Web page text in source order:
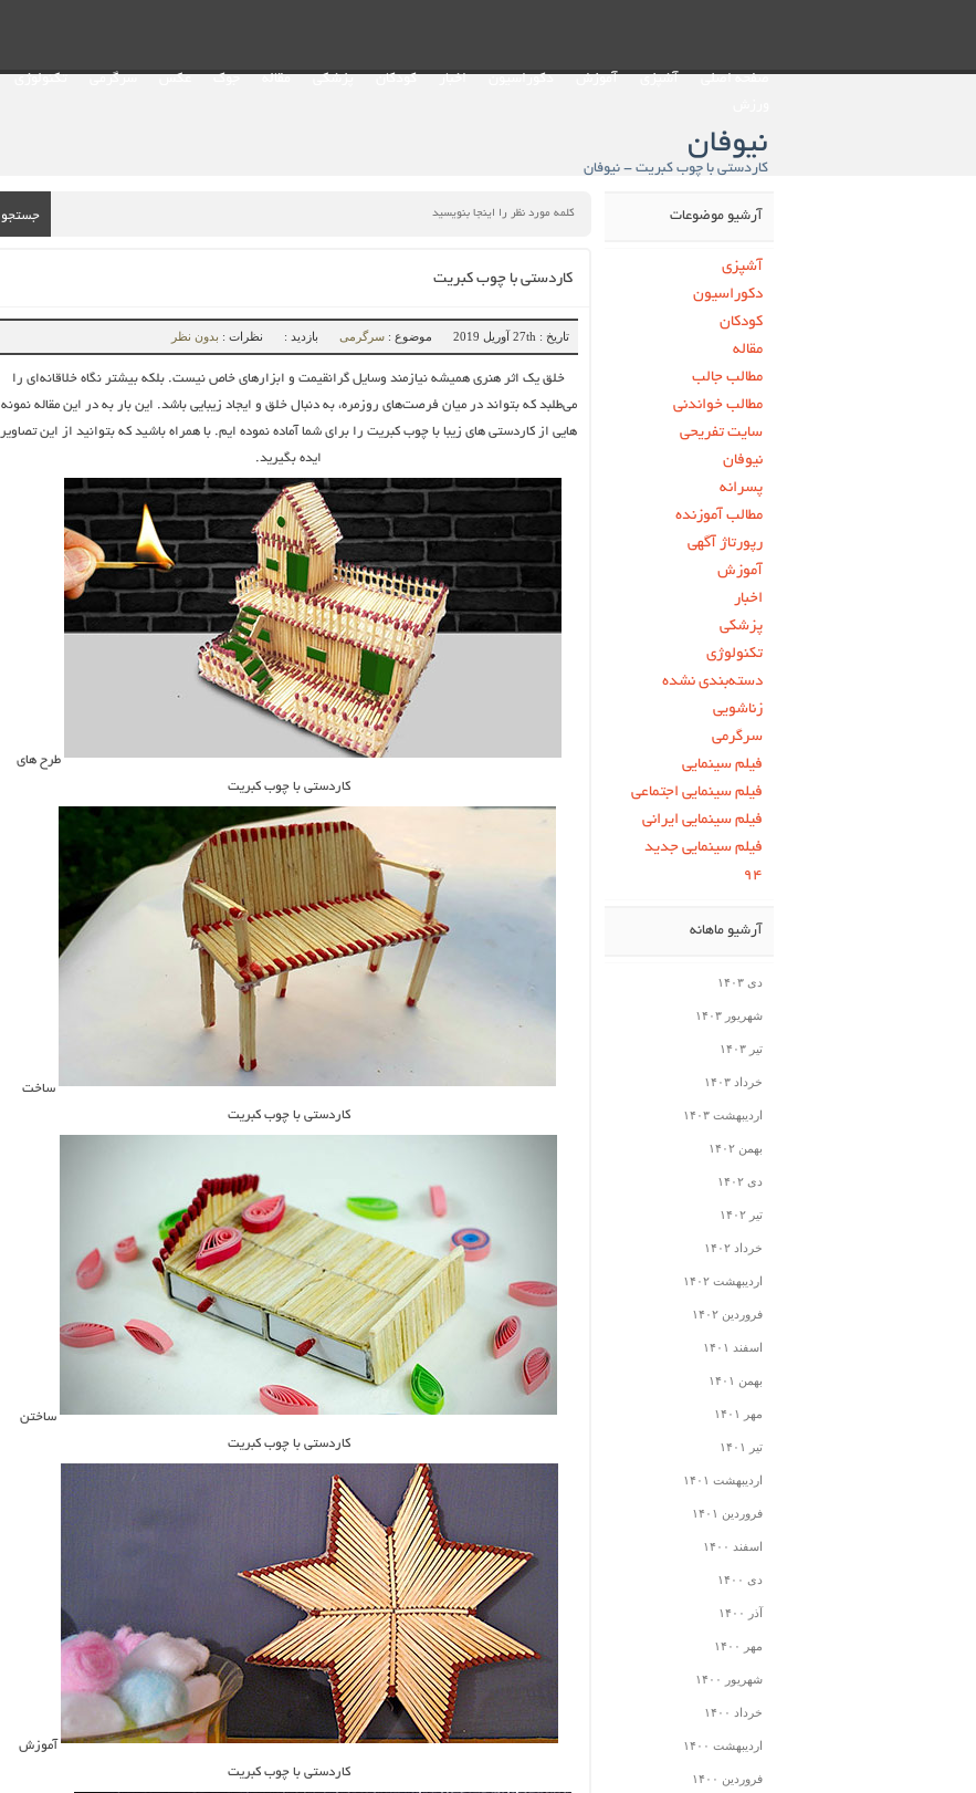
نیوفان
کاردستی با چوب کبریت - نیوفان
جستجو
کاردستی با چوب کبریت
تاریخ : 27th آوریل 2019 موضوع : سرگرمی بازدید : نظرات : بدون نظر
خلق یک اثر هنری همیشه نیازمند وسایل گرانقیمت و ابزارهای خاص نیست. بلکه بیشتر نگاه خلاقانه‌ای را
می‌طلبد که بتواند در میان فرصت‌های روزمره، به دنبال خلق و ایجاد زیبایی باشد. این بار به در این مقاله نمونه
هایی از کاردستی های زیبا با چوب کبریت را برای شما آماده نموده ایم. با همراه باشید که بتوانید از این تصاویر
ایده بگیرید.
طرح های
کاردستی با چوب کبریت
ساخت
کاردستی با چوب کبریت
ساختن
کاردستی با چوب کبریت
آموزش
کاردستی با چوب کبریت
آرشیو موضوعات
آشپزی
دکوراسیون
کودکان
مقاله
مطالب جالب
مطالب خواندنی
سایت تفریحی
نیوفان
پسرانه
مطالب آموزنده
رپورتاژ آگهی
آموزش
اخبار
پزشکی
تکنولوژی
دسته‌بندی نشده
زناشویی
سرگرمی
فیلم سینمایی
فیلم سینمایی اجتماعی
فیلم سینمایی ایرانی
فیلم سینمایی جدید
۹۴
آرشیو ماهانه
دی ۱۴۰۳
شهریور ۱۴۰۳
تیر ۱۴۰۳
خرداد ۱۴۰۳
اردیبهشت ۱۴۰۳
بهمن ۱۴۰۲
دی ۱۴۰۲
تیر ۱۴۰۲
خرداد ۱۴۰۲
اردیبهشت ۱۴۰۲
فروردین ۱۴۰۲
اسفند ۱۴۰۱
بهمن ۱۴۰۱
مهر ۱۴۰۱
تیر ۱۴۰۱
اردیبهشت ۱۴۰۱
فروردین ۱۴۰۱
اسفند ۱۴۰۰
دی ۱۴۰۰
آذر ۱۴۰۰
مهر ۱۴۰۰
شهریور ۱۴۰۰
خرداد ۱۴۰۰
اردیبهشت ۱۴۰۰
فروردین ۱۴۰۰